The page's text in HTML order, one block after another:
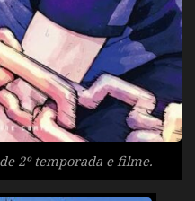
2º temporada e filme.